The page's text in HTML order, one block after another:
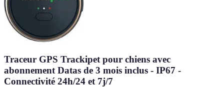
Traceur GPS Trackipet pour chiens avec
abonnement Datas de 3 mois inclus - IP67 -
Connectivité 24h/24 et 7j/7